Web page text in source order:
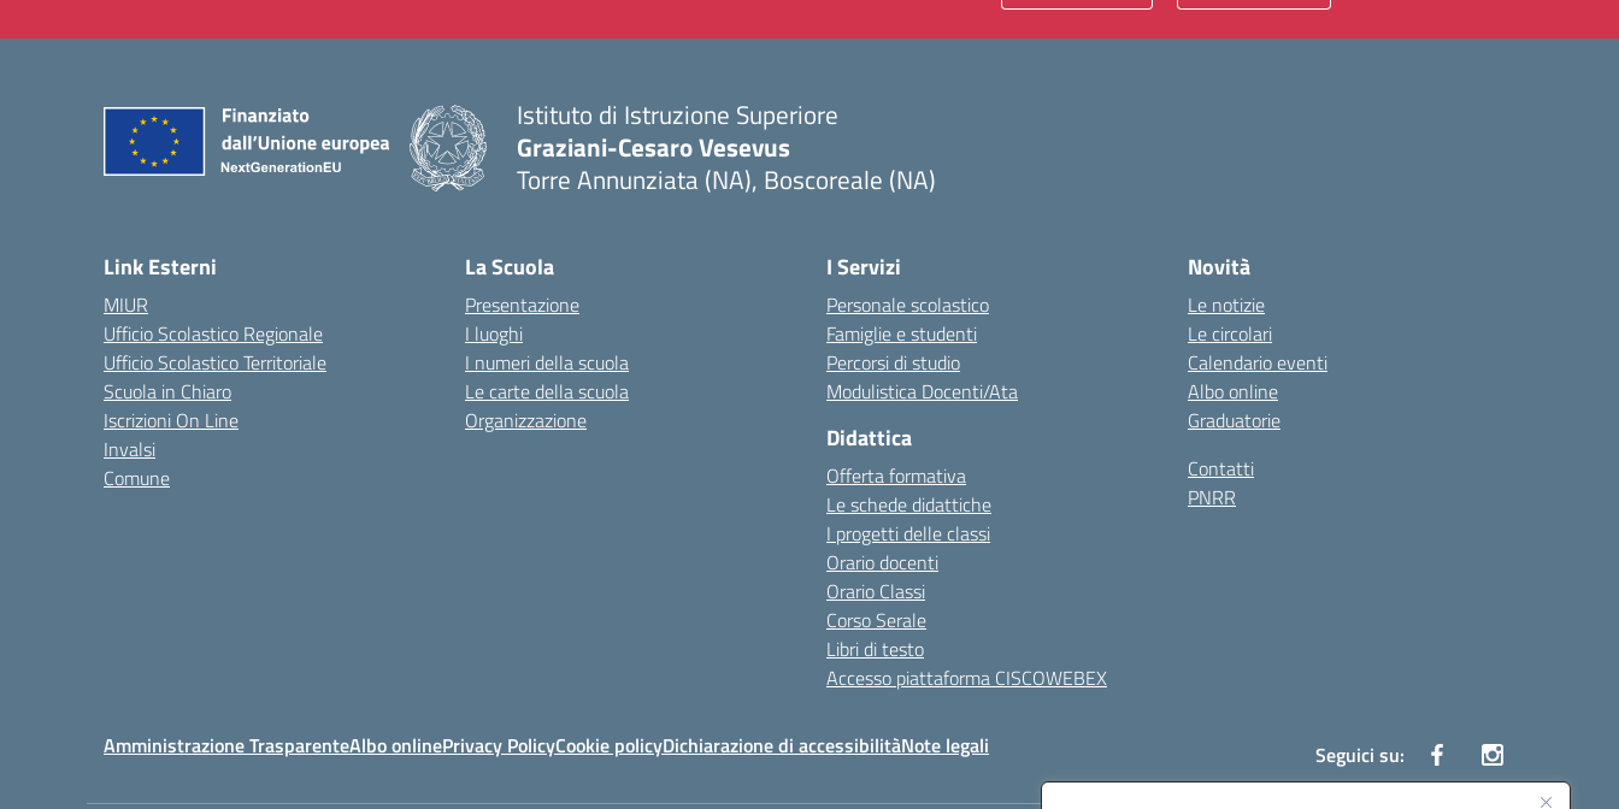
Istituto di Istruzione Superiore
Graziani-Cesaro Vesevus
Torre Annunziata (NA), Boscoreale (NA)
Link Esterni
MIUR
Ufficio Scolastico Regionale
Ufficio Scolastico Territoriale
Scuola in Chiaro
Iscrizioni On Line
Invalsi
Comune
La Scuola
Presentazione
I luoghi
I numeri della scuola
Le carte della scuola
Organizzazione
I Servizi
Personale scolastico
Famiglie e studenti
Percorsi di studio
Modulistica Docenti/Ata
Didattica
Offerta formativa
Le schede didattiche
I progetti delle classi
Orario docenti
Orario Classi
Corso Serale
Libri di testo
Accesso piattaforma CISCOWEBEX
Novità
Le notizie
Le circolari
Calendario eventi
Albo online
Graduatorie
Contatti
PNRR
Amministrazione TrasparenteAlbo onlinePrivacy PolicyCookie policyDichiarazione di accessibilitàNote legali Seguici su: